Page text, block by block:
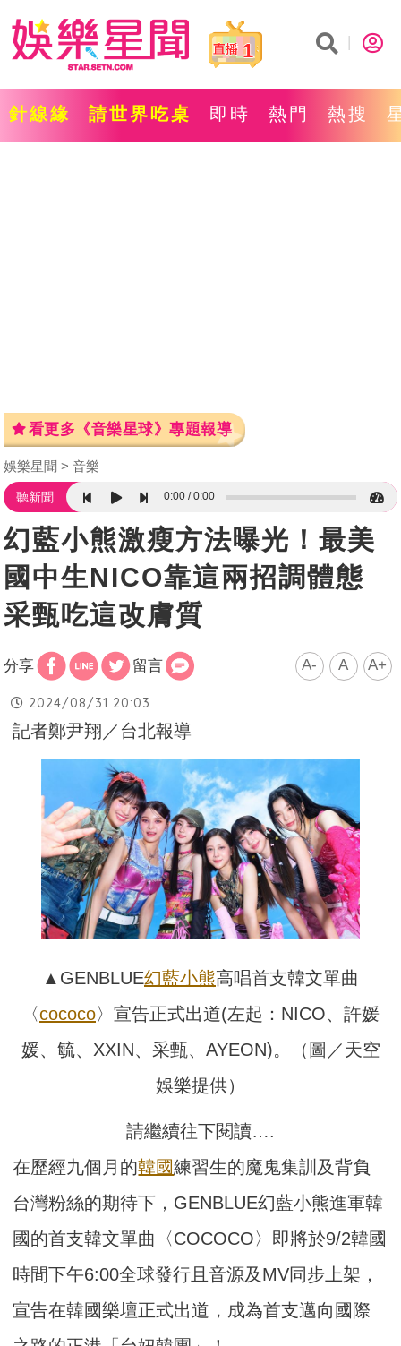
1
針線緣 請世界吃桌 即時 熱門 熱搜
看更多《音樂星球》專題報導
娛樂星聞 音樂
聽新聞 0:00 0:00
幻藍小熊激瘦方法曝光！最美
國中生NICO靠這兩招調體態
采甄吃這改膚質
分享 留言 A- A A+
2024/08/31 20:03
記者鄭尹翔／台北報導
▲GENBLUE幻藍小熊高唱首支韓文單曲
〈cococo〉宣告正式出道(左起：NICO、許媛
媛、毓、XXIN、采甄、AYEON)。（圖／天空
娛樂提供）
請繼續往下閱讀….
在歷經九個月的韓國練習生的魔鬼集訓及背負
台灣粉絲的期待下，GENBLUE幻藍小熊進軍韓
國的首支韓文單曲〈COCOCO〉即將於9/2韓國
時間下午6:00全球發行且音源及MV同步上架，
宣告在韓國樂壇正式出道，成為首支邁向國際